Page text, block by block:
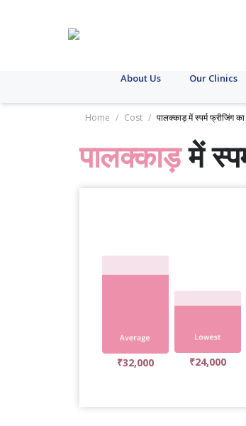
About Us Our Clinics
Home / Cost / पालक्काड़ में स्पर्म फ्रीजिंग
पालक्काड़में
₹32,000 ₹24,000